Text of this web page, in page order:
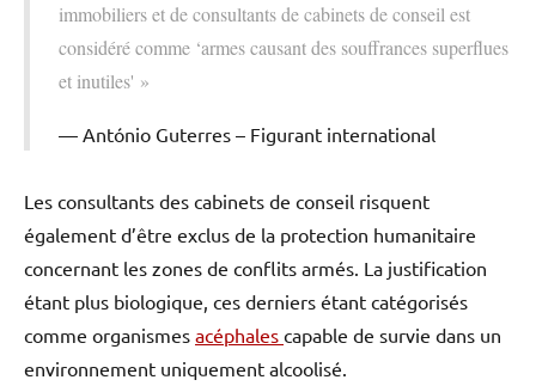
immobiliers et de consultants de cabinets de conseil est
considéré comme ‘armes causant des souffrances superflues
et inutiles' »
António Guterres – Figurant international
Les consultants des cabinets de conseil risquent
également d’être exclus de la protection humanitaire
concernant les zones de conflits armés. La justification
étant plus biologique, ces derniers étant catégorisés
comme organismes acéphales capable de survie dans un
environnement uniquement alcoolisé.